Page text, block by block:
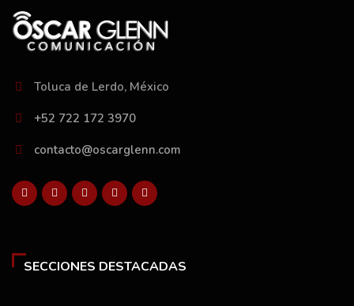
Toluca de Lerdo, México
+52 722 172 3970
contacto@oscarglenn.com
SECCIONES DESTACADAS